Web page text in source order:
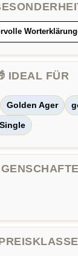
IDEAL FÜR
Golden Ager
Single